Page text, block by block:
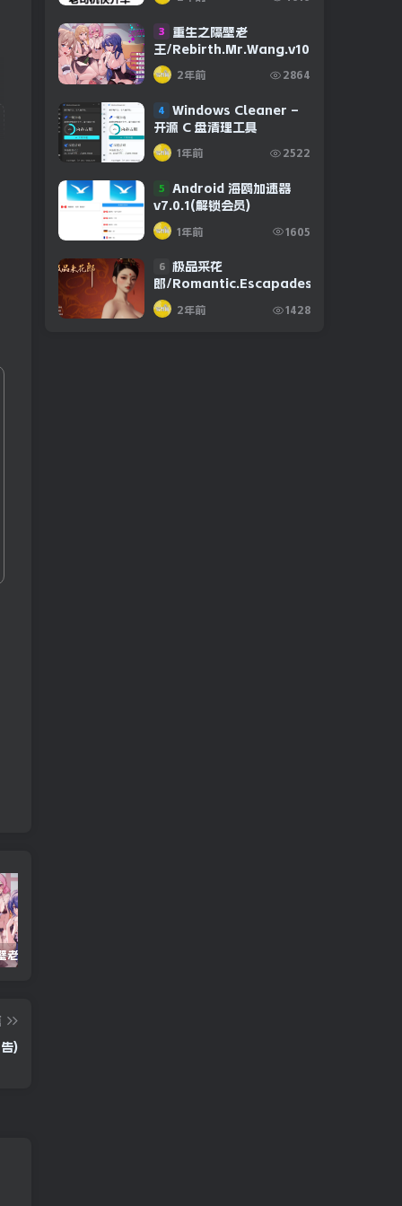
)
3
重生之隔壁老
王/Rebirth.Mr.Wang.v10032020
2年前 2864
4
Windows Cleaner –
开源 C 盘清理工具
1年前 2522
5
Android 海鸥加速器
v7.0.1(解锁会员)
1年前 1605
6
极品采花
郎/Romantic.Escapades.v1.2.1
2年前 1428